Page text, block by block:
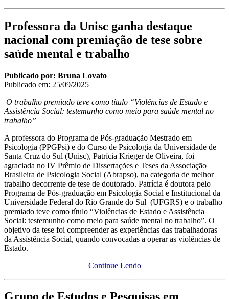
Professora da Unisc ganha destaque
nacional com premiação de tese sobre
saúde mental e trabalho
Publicado por: Bruna Lovato
Publicado em: 25/09/2025
O trabalho premiado teve como título “Violências de Estado e
Assistência Social: testemunho como meio para saúde mental no
trabalho”
A professora do Programa de Pós-graduação Mestrado em
Psicologia (PPGPsi) e do Curso de Psicologia da Universidade de
Santa Cruz do Sul (Unisc), Patrícia Krieger de Oliveira, foi
agraciada no IV Prêmio de Dissertações e Teses da Associação
Brasileira de Psicologia Social (Abrapso), na categoria de melhor
trabalho decorrente de tese de doutorado. Patrícia é doutora pelo
Programa de Pós-graduação em Psicologia Social e Institucional da
Universidade Federal do Rio Grande do Sul (UFGRS) e o trabalho
premiado teve como título “Violências de Estado e Assistência
Social: testemunho como meio para saúde mental no trabalho”. O
objetivo da tese foi compreender as experiências das trabalhadoras
da Assistência Social, quando convocadas a operar as violências de
Estado.
Continue Lendo